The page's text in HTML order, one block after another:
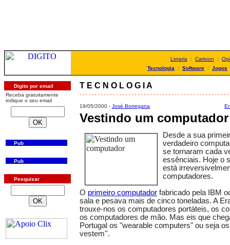
Livraria : Cartoon :
Tecnologia : Software : Jogos
Digito por email
Receba gratuitamente
indique o seu email
Pub
Pub
Pesquisar
T E C N O L O G I A
. . . . . . . . . . . . . . . . . . . . . . . . . . . . . . . . . . . . . . . . . . . . . . . .
19/05/2000 - José Borregana
Vestindo um computador
Desde a sua
verdadeiro
se tornaram cada
essênciais. Hoje o
está
computadores.
O primeiro computador fabricado pela IBM
sala e pesava mais de cinco toneladas. A
trouxe-nos os computadores portáteis, os
os computadores de mão. Mas eis que
Portugal os "wearable computers" ou seja
vestem''.